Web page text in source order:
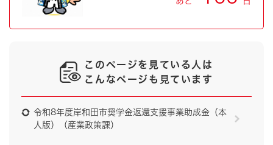
このページを見ている人は
こんなページも見ています
令和8年度岸和田市奨学金返還支援事業助成金（本
人版）（産業政策課）